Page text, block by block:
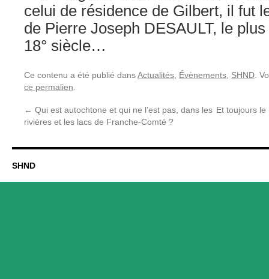
celui de résidence de Gilbert, il fut
de Pierre Joseph DESAULT, le
18° siècle…
Ce contenu a été publié dansActualités Évènements SHND .
ce permalien
← Qui est autochtone et qui ne l’est pas, dans les
rivières et les lacs de Franche-Comté ?
Et toujours
SHND